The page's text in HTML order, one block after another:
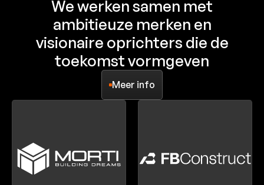
We werken samen met
ambitieuze merken en
visionaire oprichters die de
toekomst vormgeven
Meer info